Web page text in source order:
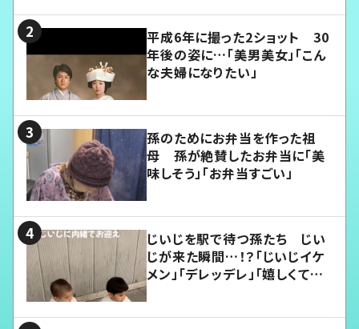
平成6年に撮った2ショット 30
年後の姿に…「美男美女」「こん
な夫婦になりたい」
孫のためにお弁当を作った祖
母 孫が絶賛したお弁当に「美
味しそう」「お弁当すごい」
じいじを駅で待つ孫たち じい
じが来た瞬間…！？「じいじイケ
メン」「デレッデレ」「嬉しくて可